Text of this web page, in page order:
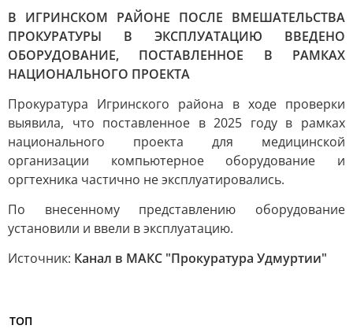
В ИГРИНСКОМ РАЙОНЕ ПОСЛЕ ВМЕШАТЕЛЬСТВА
ПРОКУРАТУРЫ В ЭКСПЛУАТАЦИЮ ВВЕДЕНО
ОБОРУДОВАНИЕ, ПОСТАВЛЕННОЕ В РАМКАХ
НАЦИОНАЛЬНОГО ПРОЕКТА
Прокуратура Игринского района в ходе проверки
выявила, что поставленное в 2025 году в рамках
национального проекта для медицинской
организации компьютерное оборудование и
оргтехника частично не эксплуатировались.
По внесенному представлению оборудование
установили и ввели в эксплуатацию.
Источник: Канал в МАКС "Прокуратура Удмуртии"
ТОП